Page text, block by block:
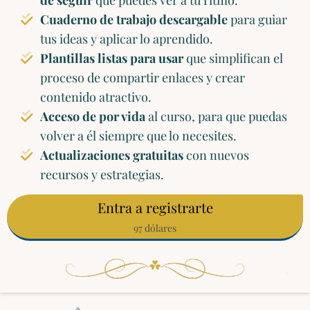
Cuaderno de trabajo descargablepara guiar
tus ideas y aplicar lo aprendido.
Plantillas listas para usarque simplifican el
proceso de compartir enlaces y crear
contenido atractivo.
Acceso de por vidaal curso, para que puedas
volver a él siempre que lo necesites.
Actualizaciones gratuitascon nuevos
recursos y estrategias.
Entra a registrarte
97 dólares